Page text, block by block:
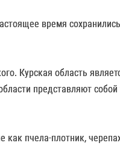
время
Курская область
представляют
пчела-плотник,